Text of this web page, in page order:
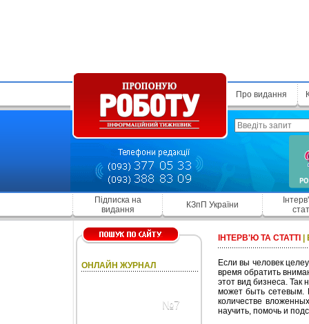
Про видання
Підписка на
видання
КЗпП України
ОНЛАЙН ЖУРНАЛ
№7
ІНТЕРВ'Ю ТА СТАТТІ
Если вы человек
время обратить
этот вид бизнеса.
может быть сетевым.
количестве
научить, помочь и